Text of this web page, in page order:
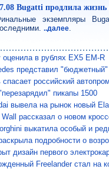
Bugatti продлила жизнь
экземпляры
..далее
оценила в рублях EX5 EM-R
представил
российский автопром
пикапы 1500
вывела на рынок новый
Wall рассказал о новом
выкатила особый и
подробности о
дизайн первого
Freelander стал на